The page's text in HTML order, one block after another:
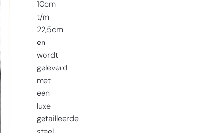
10cm
t/m
22,5cm
en
wordt
geleverd
met
een
luxe
getailleerde